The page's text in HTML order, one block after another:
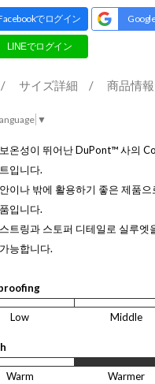
でログイン
/ サイズ詳細 / 商品情報
▼
온성이 뛰어난 DuPont™ 사의
입니다.
이나 밖에 활용하기 좋은 제품
입니다.
트링과 스토퍼 디테일로 실루엣
능합니다.
Low Middle
Warm Warmer